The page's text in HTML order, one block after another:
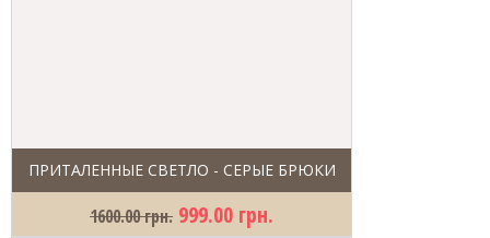
ПРИТАЛЕННЫЕ СВЕТЛО - СЕРЫЕ БРЮКИ
1600.00 грн. 999.00 грн.